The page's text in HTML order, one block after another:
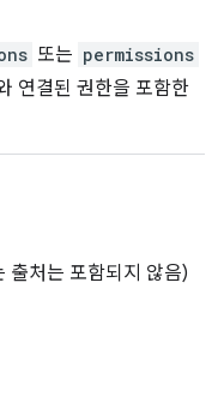
또는 permissions
연결된 권한을 포함한
출처는 포함되지 않음)